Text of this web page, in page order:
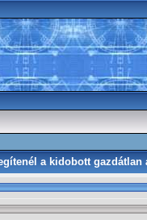
a kidobott gazdátlan